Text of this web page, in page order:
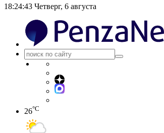
18:24:43 Четверг, 6 августа
26°C